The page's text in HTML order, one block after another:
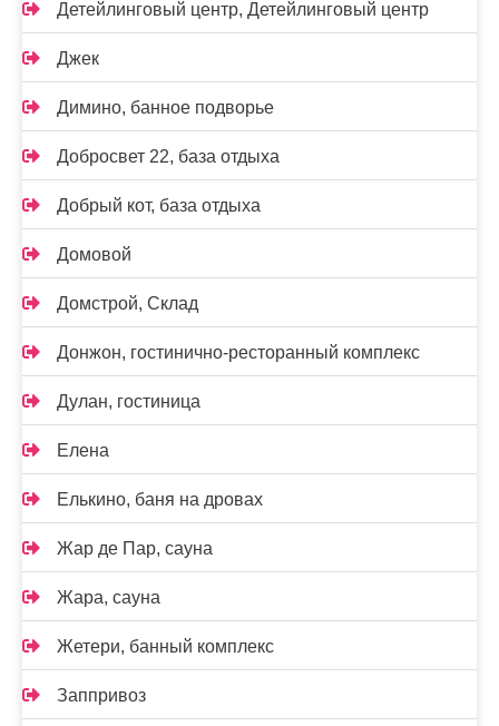
Детейлинговый центр, Детейлинговый центр
Джек
Димино, банное подворье
Добросвет 22, база отдыха
Добрый кот, база отдыха
Домовой
Домстрой, Склад
Донжон, гостинично-ресторанный комплекс
Дулан, гостиница
Елена
Елькино, баня на дровах
Жар де Пар, сауна
Жара, сауна
Жетери, банный комплекс
Заппривоз